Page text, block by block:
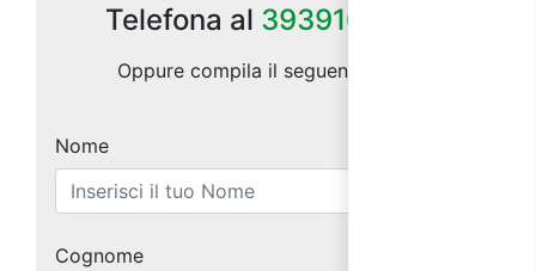
Telefona al 3939164185
Oppure compila il seguente form:
Nome
Cognome